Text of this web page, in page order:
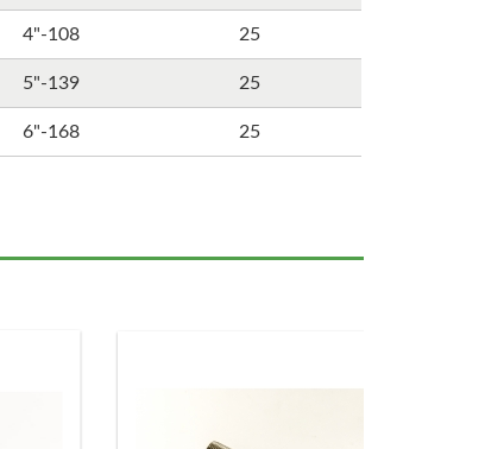
4"-108 25
5"-139 25
6"-168 25